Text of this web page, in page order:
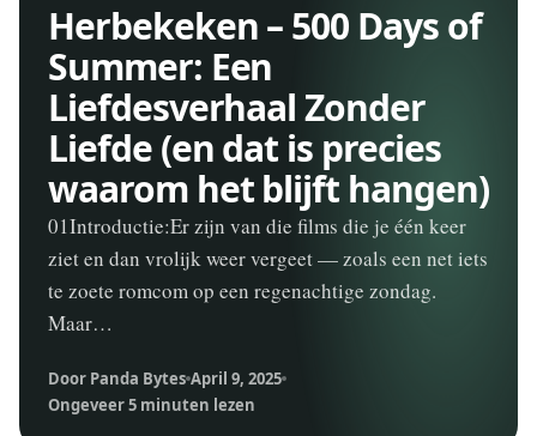
Herbekeken – 500 Days of
Summer: Een
Liefdesverhaal Zonder
Liefde (en dat is precies
waarom het blijft hangen)
01Introductie:Er zijn van die films die je één keer
ziet en dan vrolijk weer vergeet — zoals een net iets
te zoete romcom op een regenachtige zondag.
Maar…
Door Panda Bytes April 9, 2025
Ongeveer 5 minuten lezen